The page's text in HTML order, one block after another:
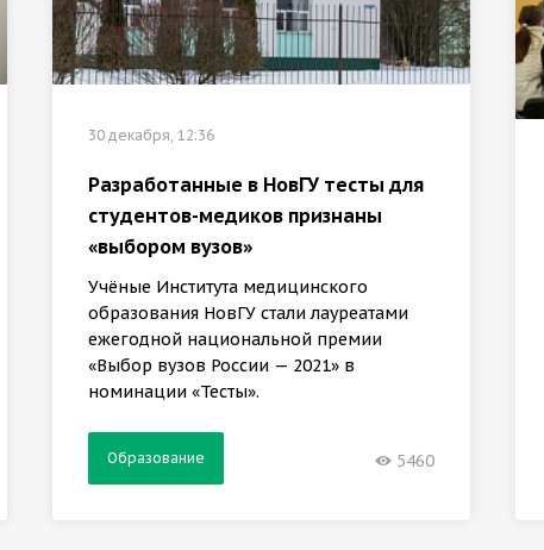
30 декабря, 12:36
Разработанные в НовГУ тесты для
студентов-медиков признаны
«выбором вузов»
Учёные Института медицинского
образования НовГУ стали лауреатами
ежегодной национальной премии
«Выбор вузов России — 2021» в
номинации «Тесты».
Образование 5460